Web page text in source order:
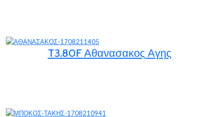
T3.80F Αθανασακος Αγης